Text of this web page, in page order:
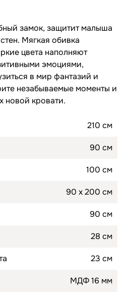
замок, защитит малыша
Мягкая обивка
цвета наполняют
эмоциями,
в мир фантазий и
незабываемые моменты и
новой кровати.
210 см
90 см
100 см
90 х 200 см
90 см
28 см
23 см
МДФ 16 мм